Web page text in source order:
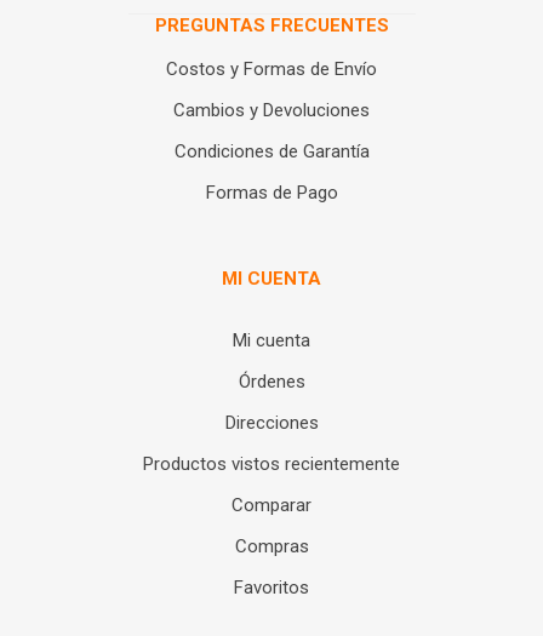
PREGUNTAS FRECUENTES
Costos y Formas de Envío
Cambios y Devoluciones
Condiciones de Garantía
Formas de Pago
MI CUENTA
Mi cuenta
Órdenes
Direcciones
Productos vistos recientemente
Comparar
Compras
Favoritos